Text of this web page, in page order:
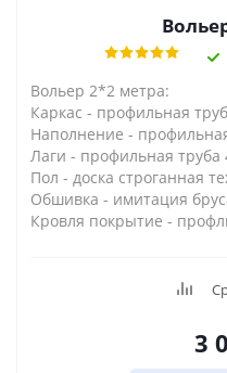
Вольер 2*2 метра:
Каркас - профильная
Наполнение -
Лаги - профильная
Пол - доска строганная
Обшивка - имитация
Кровля покрытие -
3